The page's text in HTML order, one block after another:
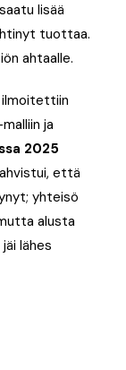
lisää
tuottaa.
ahtaalle.
ilmoitettiin
ja
2025
että
yhteisö
alusta
lähes